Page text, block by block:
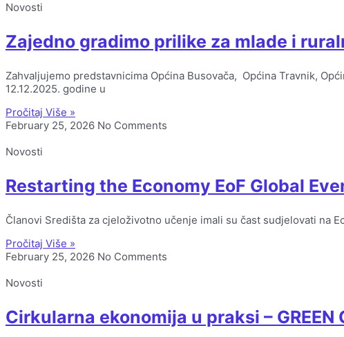
Novosti
Zajedno gradimo prilike za mlade i
Zahvaljujemo predstavnicima Općina Busovača, Općina Travnik,
12.12.2025. godine u
Pročitaj Više »
February 25, 2026 No Comments
Novosti
Restarting the Economy EoF Global
Članovi Središta za cjeloživotno učenje imali su čast sudjelovati na
Pročitaj Više »
February 25, 2026 No Comments
Novosti
Cirkularna ekonomija u praksi –